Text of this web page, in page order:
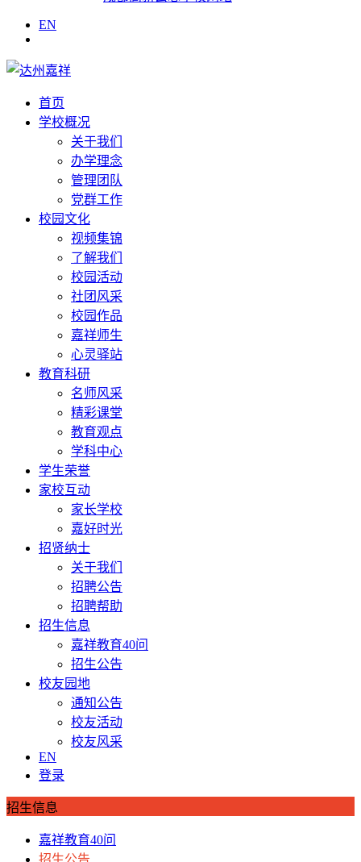
EN
首页
学校概况
关于我们
办学理念
管理团队
党群工作
校园文化
视频集锦
了解我们
校园活动
社团风采
校园作品
嘉祥师生
心灵驿站
教育科研
名师风采
精彩课堂
教育观点
学科中心
学生荣誉
家校互动
家长学校
嘉好时光
招贤纳士
关于我们
招聘公告
招聘帮助
招生信息
嘉祥教育40问
招生公告
校友园地
通知公告
校友活动
校友风采
EN
登录
招生信息
嘉祥教育40问
招生公告